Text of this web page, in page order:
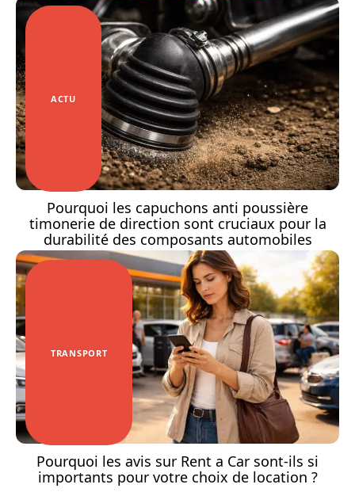
ACTU
Pourquoi les capuchons anti poussière
timonerie de direction sont cruciaux pour la
durabilité des composants automobiles
TRANSPORT
Pourquoi les avis sur Rent a Car sont-ils si
importants pour votre choix de location ?